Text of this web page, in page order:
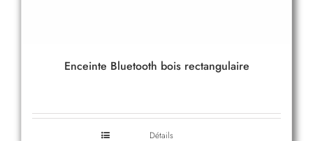
Enceinte Bluetooth bois rectangulaire
Détails